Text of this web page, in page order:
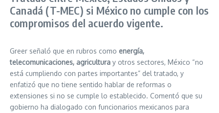
Canadá (T-MEC) si México no cumple con los
compromisos del acuerdo vigente.
Greer señaló que en rubros como energía,
telecomunicaciones, agricultura y otros sectores, México “no
está cumpliendo con partes importantes” del tratado, y
enfatizó que no tiene sentido hablar de reformas o
extensiones si no se cumple lo establecido. Comentó que su
gobierno ha dialogado con funcionarios mexicanos para